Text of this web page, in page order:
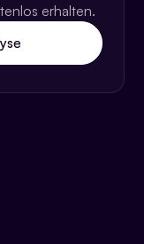
erhalten.